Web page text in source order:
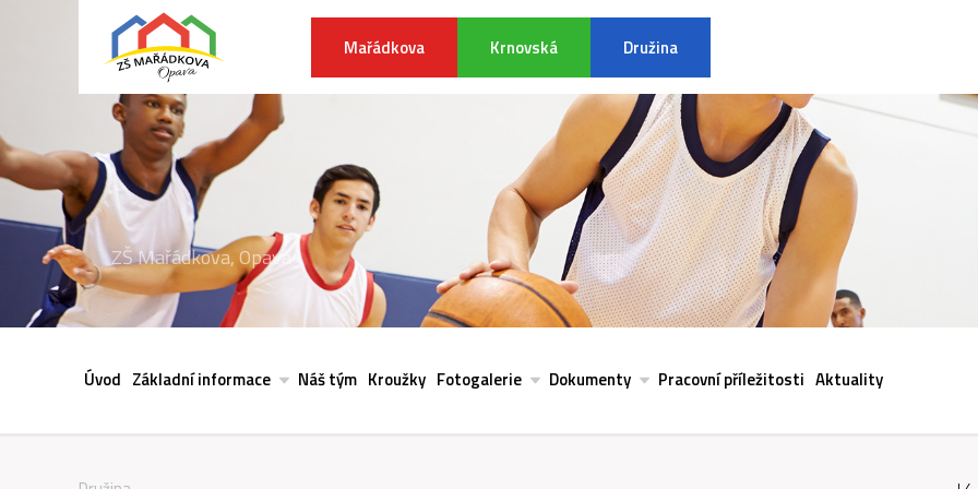
Mařádkova Krnovská Družina
ZŠ Mařádkova, Opava
Úvod Základní informace Náš tým Kroužky Fotogalerie Dokumenty Pracovní příležitosti Aktuality